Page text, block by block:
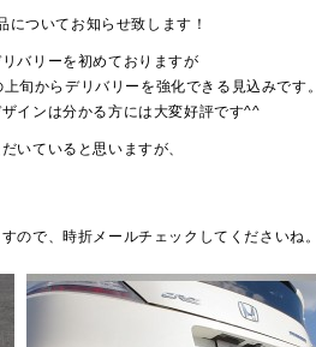
ついてお知らせ致します！
バリーを初めておりますが
旬からデリバリーを強化できる見込みです。
インは分かる方には大変好評です^^
いていると思いますが、
ので、時折メールチェックしてくださいね。